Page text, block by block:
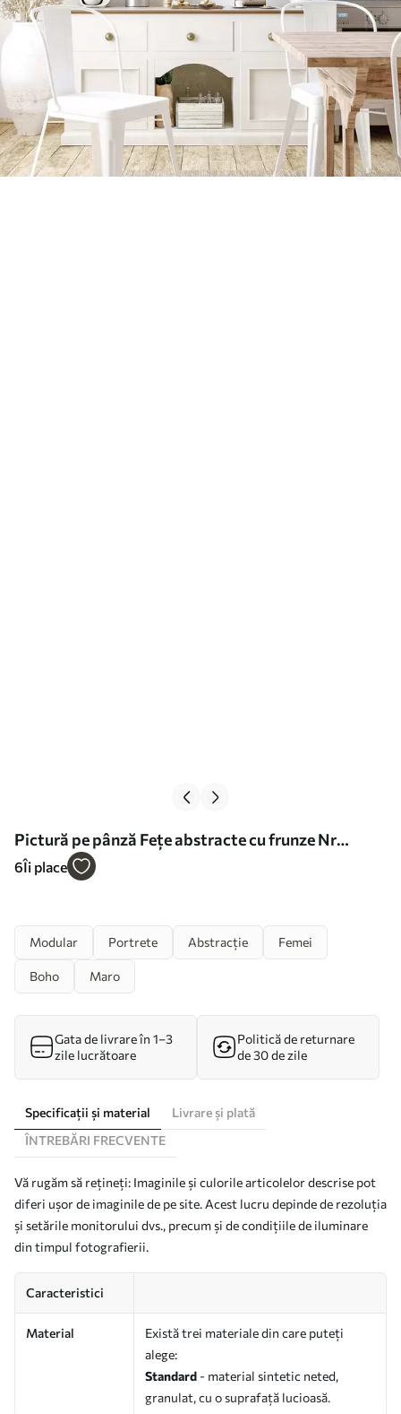
Pictură pe pânză Fețe abstracte cu frunze Nr
m30566
6Îi place
Modular Portrete Abstracție Femei
Boho Maro
Gata de livrare în 1–3
zile lucrătoare
Politică de returnare
de 30 de zile
Specificații și material
Livrare și plată
ÎNTREBĂRI FRECVENTE
Vă rugăm să rețineți: Imaginile și culorile articolelor descrise pot
diferi ușor de imaginile de pe site. Acest lucru depinde de rezoluția
și setările monitorului dvs., precum și de condițiile de iluminare
din timpul fotografierii.
Caracteristici
Material
Există trei materiale din care puteți
alege:
Standard - material sintetic neted,
granulat, cu o suprafață lucioasă.